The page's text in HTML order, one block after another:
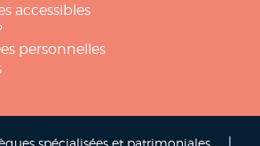
accessibles
personnelles
spécialisées et patrimoniales